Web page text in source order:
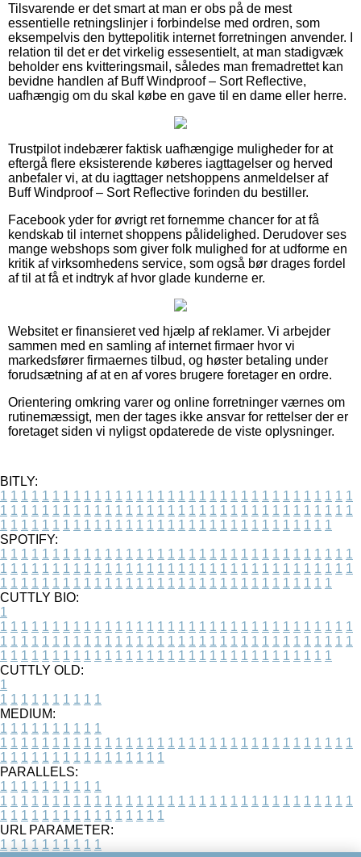
Tilsvarende er det smart at man er obs på de mest
essentielle retningslinjer i forbindelse med ordren, som
eksempelvis den byttepolitik internet forretningen anvender. I
relation til det er det virkelig essesentielt, at man stadigvæk
beholder ens kvitteringsmail, således man fremadrettet kan
bevidne handlen af Buff Windproof – Sort Reflective,
uafhængig om du skal købe en gave til en dame eller herre.
Trustpilot indebærer faktisk uafhængige muligheder for at
eftergå flere eksisterende køberes iagttagelser og herved
anbefaler vi, at du iagttager netshoppens anmeldelser af
Buff Windproof – Sort Reflective forinden du bestiller.
Facebook yder for øvrigt ret fornemme chancer for at få
kendskab til internet shoppens pålidelighed. Derudover ses
mange webshops som giver folk mulighed for at udforme en
kritik af virksomhedens service, som også bør drages fordel
af til at få et indtryk af hvor glade kunderne er.
Websitet er finansieret ved hjælp af reklamer. Vi arbejder
sammen med en samling af internet firmaer hvor vi
markedsfører firmaernes tilbud, og høster betaling under
forudsætning af at en af vores brugere foretager en ordre.
Orientering omkring varer og online forretninger værnes om
rutinemæssigt, men der tages ikke ansvar for rettelser der er
foretaget siden vi nyligst opdaterede de viste oplysninger.
BITLY:
1 1 1 1 1 1 1 1 1 1 1 1 1 1 1 1 1 1 1 1 1 1 1 1 1 1 1 1 1 1 1 1 1 1
1 1 1 1 1 1 1 1 1 1 1 1 1 1 1 1 1 1 1 1 1 1 1 1 1 1 1 1 1 1 1 1 1 1
1 1 1 1 1 1 1 1 1 1 1 1 1 1 1 1 1 1 1 1 1 1 1 1 1 1 1 1 1 1 1 1
SPOTIFY:
1 1 1 1 1 1 1 1 1 1 1 1 1 1 1 1 1 1 1 1 1 1 1 1 1 1 1 1 1 1 1 1 1 1
1 1 1 1 1 1 1 1 1 1 1 1 1 1 1 1 1 1 1 1 1 1 1 1 1 1 1 1 1 1 1 1 1 1
1 1 1 1 1 1 1 1 1 1 1 1 1 1 1 1 1 1 1 1 1 1 1 1 1 1 1 1 1 1 1 1
CUTTLY BIO:
1
1 1 1 1 1 1 1 1 1 1 1 1 1 1 1 1 1 1 1 1 1 1 1 1 1 1 1 1 1 1 1 1 1 1
1 1 1 1 1 1 1 1 1 1 1 1 1 1 1 1 1 1 1 1 1 1 1 1 1 1 1 1 1 1 1 1 1 1
1 1 1 1 1 1 1 1 1 1 1 1 1 1 1 1 1 1 1 1 1 1 1 1 1 1 1 1 1 1 1 1
CUTTLY OLD:
1
1 1 1 1 1 1 1 1 1 1
MEDIUM:
1 1 1 1 1 1 1 1 1 1
1 1 1 1 1 1 1 1 1 1 1 1 1 1 1 1 1 1 1 1 1 1 1 1 1 1 1 1 1 1 1 1 1 1
1 1 1 1 1 1 1 1 1 1 1 1 1 1 1 1
PARALLELS:
1 1 1 1 1 1 1 1 1 1
1 1 1 1 1 1 1 1 1 1 1 1 1 1 1 1 1 1 1 1 1 1 1 1 1 1 1 1 1 1 1 1 1 1
1 1 1 1 1 1 1 1 1 1 1 1 1 1 1 1
URL PARAMETER:
1 1 1 1 1 1 1 1 1 1